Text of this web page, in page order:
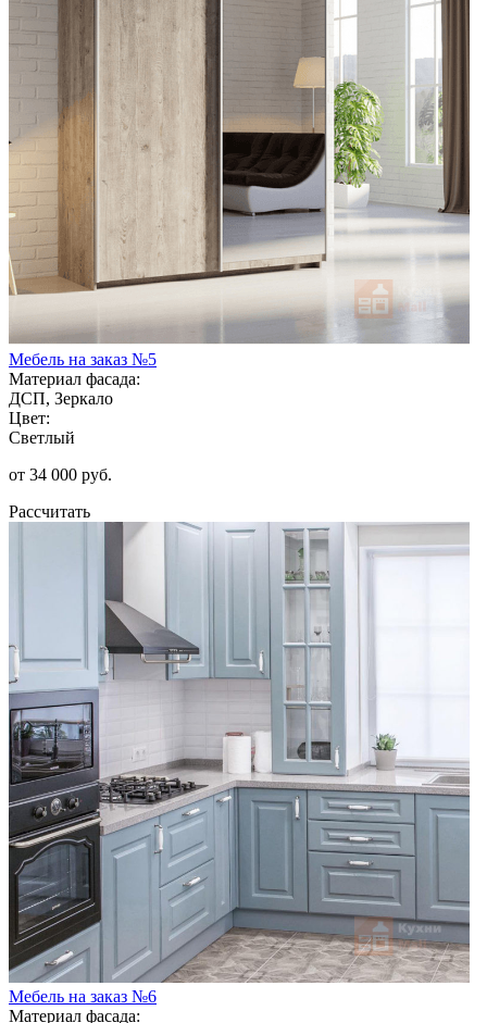
Мебель на заказ №5
Материал фасада:
ДСП, Зеркало
Цвет:
Светлый
от 34 000 руб.
Рассчитать
Мебель на заказ №6
Материал фасада: